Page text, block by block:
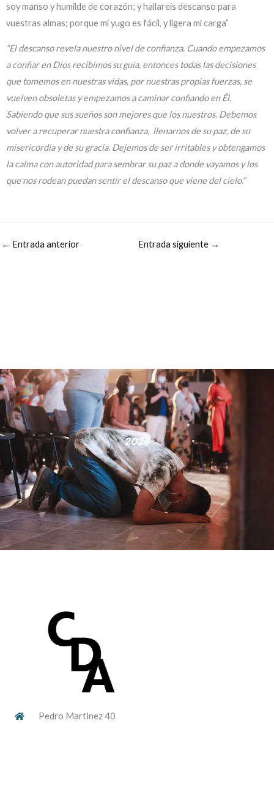
soy manso y humilde de corazón; y hallareis descanso para
vuestras almas; porque mi yugo es fácil, y ligera mi carga”
“El descanso revela nuestro nivel de confianza. Cuando empezamos
a confiar en Dios recibimos su guía, entonces todas las decisiones
que tomemos en nuestras vidas, por nuestras propias fuerzas, se
vuelven obsoletas y empezamos a caminar confiando en Él.
Sabiendo que sus sueños son mejores que los nuestros. Debemos
volver a recuperar nuestra confianza, llenarnos de su paz, de su
misericordia y de su gracia. Dejemos de ser irritables y obtengamos
la calma con autoridad para sembrar su paz a donde vayamos y los
que nos rodean puedan sentir el descanso que viene del cielo.”
← Entrada anterior Entrada siguiente →
2026
Pedro Martinez 40